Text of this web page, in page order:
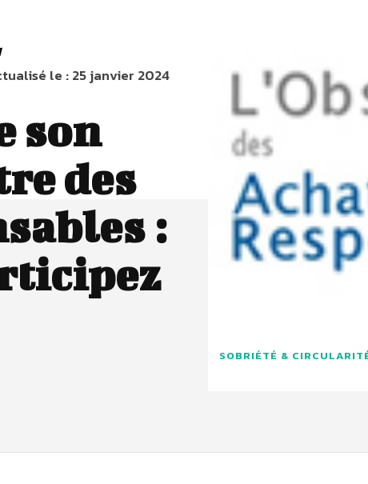
le :25 janvier 2024
son
des
:
SOBRIÉTÉ &